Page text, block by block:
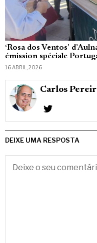
‘Rosa dos Ventos’
émission spéciale
16 ABRIL, 2026
Carlos
DEIXE UMA RESPOSTA